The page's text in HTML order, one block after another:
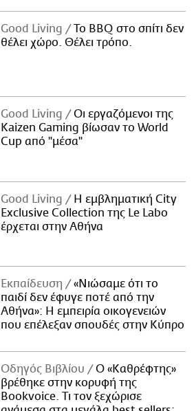
Good Living
Το BBQ στο σπίτι δεν
θέλει χώρο. Θέλει τρόπο.
Good Living
Οι εργαζόμενοι της
Kaizen Gaming βίωσαν το World
Cup από "μέσα"
Good Living
Η εμβληματική City
Exclusive Collection της Le Labo
έρχεται στην Αθήνα
Εκπαίδευση
«Νιώσαμε ότι το
παιδί δεν έφυγε ποτέ από την
Αθήνα»: Η εμπειρία οικογενειών
που επέλεξαν σπουδές στην Κύπρο
Οδηγός Βιβλίου
Ο «Καθρέφτης»
βρέθηκε στην κορυφή της
Bookvoice. Τι τον ξεχώρισε